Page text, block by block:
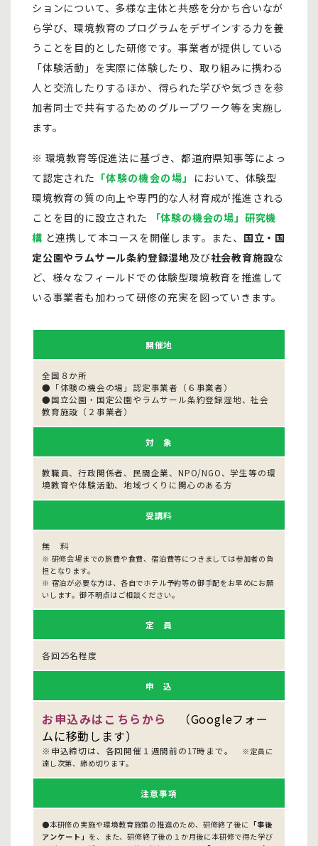
ションについて、多様な主体と共感を分かち合いなが
ら学び、環境教育のプログラムをデザインする力を養
うことを目的とした研修です。事業者が提供している
「体験活動」を実際に体験したり、取り組みに携わる
人と交流したりするほか、得られた学びや気づきを参
加者同士で共有するためのグループワーク等を実施し
ます。
※ 環境教育等促進法に基づき、都道府県知事等によっ
て認定された 「体験の機会の場」
において、体験型
環境教育の質の向上や専門的な人材育成が推進される
ことを目的に設立された
「体験の機会の場」研究機
構 と連携して本コースを開催します。また、 国立・国
定公園やラムサール条約登録湿地及び社会教育施設な
ど、様々なフィールドでの体験型環境教育を推進して
いる事業者も加わって研修の充実を図っていきます。
開催地
全国８か所
●「体験の機会の場」認定事業者（６事業者）
●国立公園・国定公園やラムサール条約登録湿地、社会
教育施設（２事業者）
対 象
教職員、行政関係者、民間企業、NPO/NGO、学生等の環
境教育や体験活動、地域づくりに関心のある方
受講料
無 料
※ 研修会場までの旅費や食費、宿泊費等につきましては参加者の負
担となります。
※ 宿泊が必要な方は、各自でホテル予約等の御手配をお早めにお願
いします。御不明点はご相談ください。
定 員
各回25名程度
申 込
お申込みはこちらから
（Googleフォー
ムに移動します）
※申込締切は、各回開催１週間前の17時まで。
※定員に
達し次第、締め切ります。
注意事項
●本研修の実施や環境教育施策の推進のため、研修終了後に 「事後
アンケート」 を、また、研修終了後の１か月後に本研修で得た学び